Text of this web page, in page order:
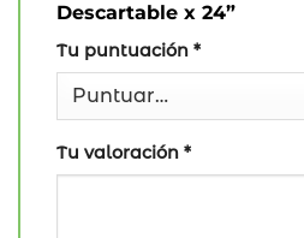
Descartable x 24”
Tu puntuación *
Tu valoración *